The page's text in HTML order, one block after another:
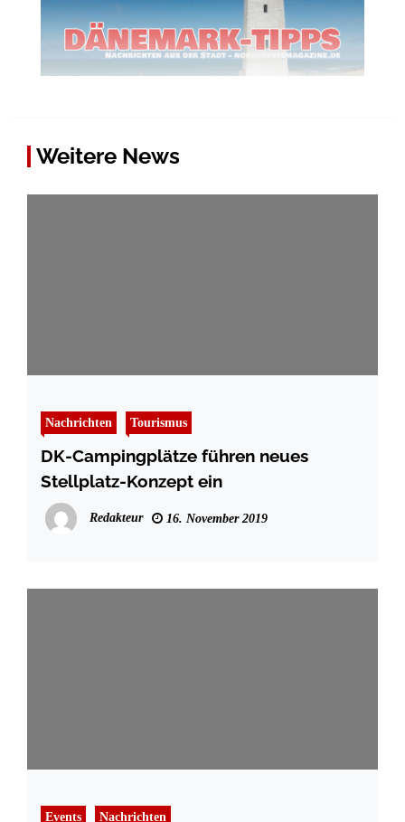
Weitere News
Nachrichten Tourismus
DK-Campingplätze führen neues
Stellplatz-Konzept ein
Redakteur 16. November 2019
Events Nachrichten